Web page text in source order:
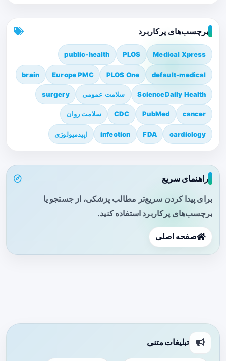
برچسب‌های پرکاربرد
Medical Xpress
PLOS
public-health
default-medical
PLOS One
Europe PMC
brain
ScienceDaily Health سلامت عمومی surgery
cancer
PubMed
CDC سلامت روان
cardiology
FDA
infection اپیدمیولوژی
راهنمای سریع
برای پیدا کردن سریع‌تر مطالب پزشکی، از جستجو یا
برچسب‌های پرکاربرد استفاده کنید.
صفحه اصلی
تبلیغات متنی